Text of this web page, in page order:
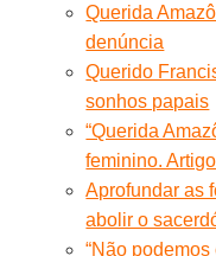
Querida
denúncia
Querido
sonhos papais
“Querida
feminino.
Aprofundar as
abolir o
“Não